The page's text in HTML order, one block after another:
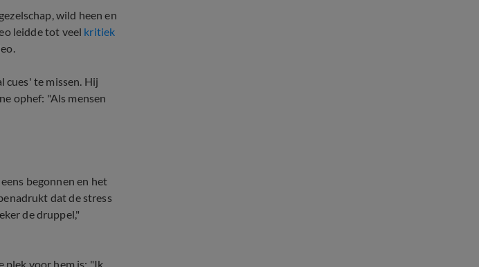
wild heen en
leidde tot veel kritiek
cues' te missen. Hij
ophef: "Als mensen
begonnen en het
dat de stress
de druppel,"
plek voor hem is: "Ik